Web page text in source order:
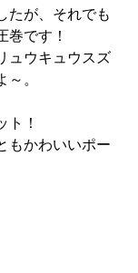
たが、それでも
巻です！
ュウキュウスズ
～。
ト！
もかわいいポー